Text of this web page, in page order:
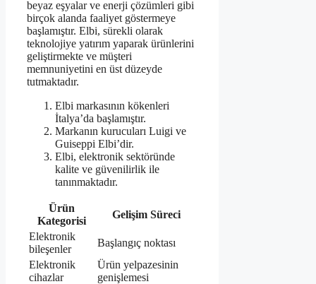
beyaz eşyalar ve enerji çözümleri gibi
birçok alanda faaliyet göstermeye
başlamıştır. Elbi, sürekli olarak
teknolojiye yatırım yaparak ürünlerini
geliştirmekte ve müşteri
memnuniyetini en üst düzeyde
tutmaktadır.
Elbi markasının kökenleri
İtalya’da başlamıştır.
Markanın kurucuları Luigi ve
Guiseppi Elbi’dir.
Elbi, elektronik sektöründe
kalite ve güvenilirlik ile
tanınmaktadır.
Ürün
Kategorisi
Gelişim Süreci
Elektronik
bileşenler
Başlangıç noktası
Elektronik
cihazlar
Ürün yelpazesinin
genişlemesi